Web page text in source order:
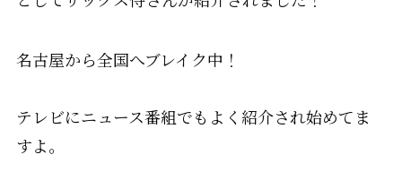
名古屋から全国へブレイク中！
テレビにニュース番組でもよく紹介され始めてま
すよ。